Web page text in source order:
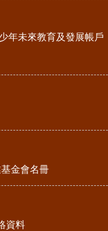
年未來教育及發展帳戶
金會名冊
資料